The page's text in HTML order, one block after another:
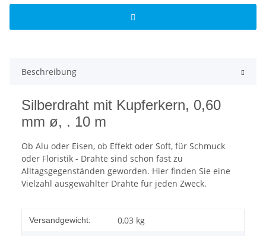
Beschreibung
Silberdraht mit Kupferkern, 0,60
mm ø, . 10 m
Ob Alu oder Eisen, ob Effekt oder Soft, für Schmuck
oder Floristik - Drähte sind schon fast zu
Alltagsgegenständen geworden. Hier finden Sie eine
Vielzahl ausgewählter Drähte für jeden Zweck.
Versandgewicht: 0,03 kg